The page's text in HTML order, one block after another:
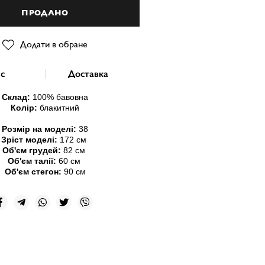
ПРОДАНО
Додати в обране
Доставка
Склад: 100% бавовна
Колір: блакитний
Розмір на моделі: 38
Зріст моделі: 172 см
Об'єм грудей: 82 см
Об'єм талії: 60 см
Об'єм стегон: 90 см